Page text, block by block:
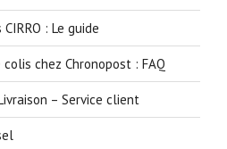
: Le guide
chez Chronopost : FAQ
– Service client